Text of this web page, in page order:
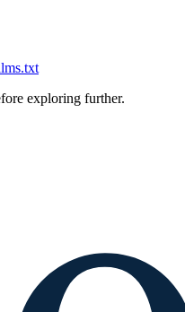
exploring further.